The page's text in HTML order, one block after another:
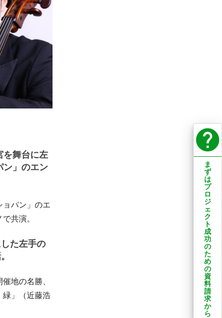
を舞台に左
ン」のエン
ョパン」のエ
共演。
た左手の
地の名勝、
緑」（近藤浩
help
ま
ず
は
プ
ロ
ジ
ェ
ク
ト
成
功
の
た
め
の
資
料
請
求
か
ら